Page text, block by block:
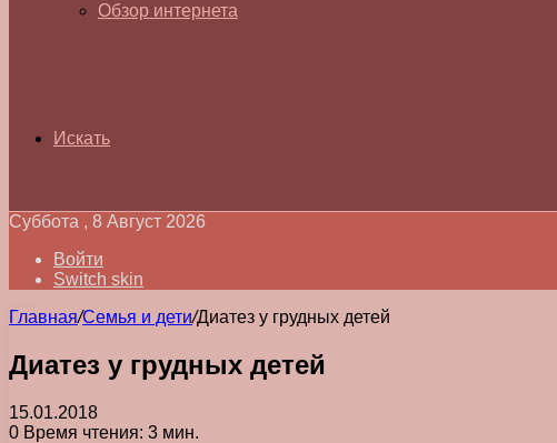
Обзор интернета
Искать
Суббота , 8 Август 2026
Войти
Switch skin
Главная/Семья и дети/Диатез у грудных детей
Диатез у грудных детей
15.01.2018
0 Время чтения: 3 мин.